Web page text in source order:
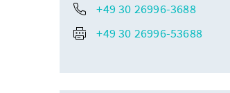
+49 30 26996-3688
+49 30 26996-53688